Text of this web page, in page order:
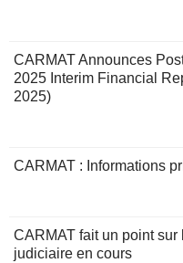
CARMAT Announces
2025 Interim Financial
2025)
CARMAT : Informations
CARMAT fait un point
judiciaire en cours